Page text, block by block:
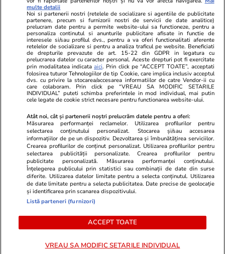
Libertatea pentru
Unica.ro
Program TV
Avantaje
ELLE
Gazeta Sporturilor
Stiri mondene
Calculator sarcina
Ajută Copiii
Locuri de muncă
Imobiliare.ro
Jobradar24
Imoradar24
Colecții Libertatea
Pariază responsabil! Decizia ONJN nr. 821/25.09.2025.
Jocurile de noroc sunt interzise minorilor.
© 2026 Ringier Romania. Toate drepturile rezervate
Actualizare preferințe cookies
multe detalii
Noi si partenerii nostri (retelele de socializare si agentiile de publicitate
partenere, precum si furnizorii nostri de servicii de date analitice)
prelucram date pentru a permite website-ului sa functioneze, pentru a
personaliza continutul si anunturile publicitare afisate in functie de
interesele si/sau profilul dvs., pentru a va oferi functionalitati aferente
retelelor de socializare si pentru a analiza traficul pe website. Beneficiati
de drepturile prevazute de art. 15-22 din GDPR in legatura cu
prelucrarea datelor cu caracter personal. Aceste drepturi pot fi exercitate
prin modalitatea indicataaici. Prin click pe “ACCEPT TOATE”, acceptati
folosirea tuturor Tehnologiilor de tip Cookie, care implica inclusiv acceptul
dvs. cu privire la stocarea/accesarea informatiilor de catre Vendor-ii cu
care colaboram. Prin click pe “VREAU SA MODIFIC SETARILE
INDIVIDUAL” puteti schimba preferintele in mod individual, mai putin
cele legate de cookie strict necesare pentru functionarea website-ului.
Atât noi, cât și partenerii noștri prelucrăm datele pentru a oferi:
Măsurarea performanței reclamelor. Utilizarea profilurilor pentru
selectarea conținutului personalizat. Stocarea și/sau accesarea
informațiilor de pe un dispozitiv. Dezvoltarea și îmbunătățirea serviciilor.
Crearea profilurilor de conținut personalizat. Utilizarea profilurilor pentru
selectarea publicității personalizate. Crearea profilurilor pentru
publicitate personalizată. Măsurarea performanței conținutului.
Înțelegerea publicului prin statistici sau combinații de date din surse
diferite. Utilizarea datelor limitate pentru a selecta conținutul. Utilizarea
de date limitate pentru a selecta publicitatea. Date precise de geolocație
și identificarea prin scanarea dispozitivului.
Listă parteneri (furnizori)
ACCEPT TOATE
VREAU SA MODIFIC SETARILE INDIVIDUAL